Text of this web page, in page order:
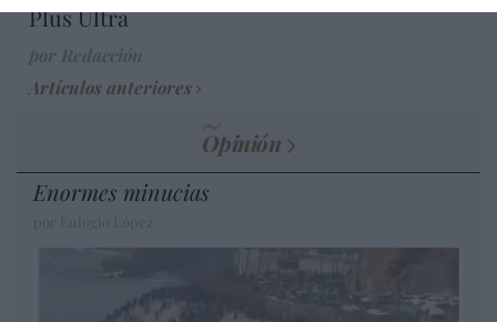
Plus Ultra
Artículos anteriores
Opinión
Enormes minucias